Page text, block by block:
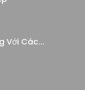
Với Các...